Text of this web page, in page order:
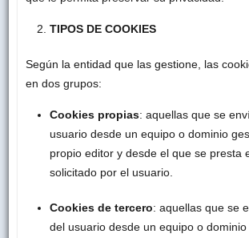
TIPOS DE COOKIES
Según la entidad que las gestione, las
en dos grupos:
Cookies propias: aquellas que se
usuario desde un equipo o dominio
propio editor y desde el que se presta
solicitado por el usuario.
Cookies de tercero: aquellas que se
del usuario desde un equipo o